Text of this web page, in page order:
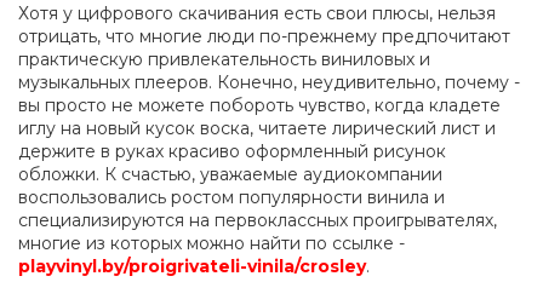
Хотя у цифрового скачивания есть свои плюсы, нельзя
отрицать, что многие люди по-прежнему предпочитают
практическую привлекательность виниловых и
музыкальных плееров. Конечно, неудивительно, почему -
вы просто не можете побороть чувство, когда кладете
иглу на новый кусок воска, читаете лирический лист и
держите в руках красиво оформленный рисунок
обложки. К счастью, уважаемые аудиокомпании
воспользовались ростом популярности винила и
специализируются на первоклассных проигрывателях,
многие из которых можно найти по ссылке -
playvinyl.by/proigrivateli-vinila/crosley.